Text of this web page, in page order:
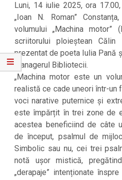
Luni, 14 iulie 2025, ora
„Ioan N. Roman”
volumului „Machina motor”
scriitorului ploieștean Călin
prezentat de poeta Iulia Pană
managerul Bibliotecii.
„Machina motor este un
realistă ce cade uneori într⁠-⁠un
voci narative puternice și
este împărțit în trei zone de
acestea beneficiind de câte
de început, psalmul de
Simbolic sau nu, cei trei
notă ușor mistică,
„derapaje” intenționate